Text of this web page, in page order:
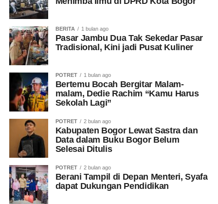
BERITA 1 bulan ago
Pasar Jambu Dua Tak Sekedar Pasar
Tradisional, Kini jadi Pusat Kuliner
POTRET 1 bulan ago
Bertemu Bocah Bergitar Malam-
malam, Dedie Rachim “Kamu Harus
Sekolah Lagi”
POTRET 2 bulan ago
Kabupaten Bogor Lewat Sastra dan
Data dalam Buku Bogor Belum
Selesai Ditulis
POTRET 2 bulan ago
Berani Tampil di Depan Menteri, Syafa
dapat Dukungan Pendidikan